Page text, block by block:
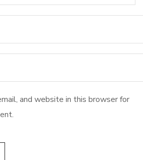
and website in this browser for